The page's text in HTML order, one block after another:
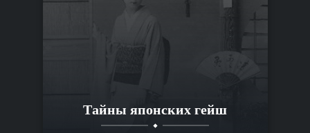
Тайны японских гейш